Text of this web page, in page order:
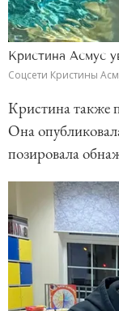
Кристина Асмус
Соцсети Кристины
Кристина также
Она
позировала